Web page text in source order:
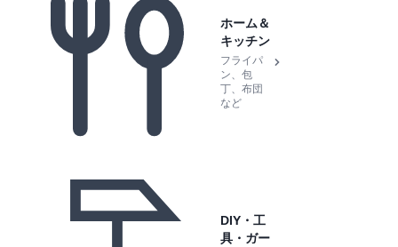
ホーム＆
キッチン
フライパ
ン、包
丁、布団
など
DIY・工
具・ガー